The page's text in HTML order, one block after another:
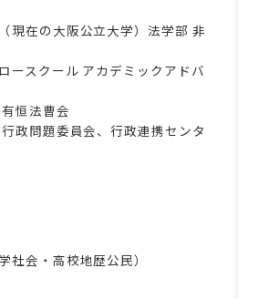
現在の大阪公立大学）法学部 非
ースクール アカデミックアドバ
恒法曹会
政問題委員会、行政連携センタ
社会・高校地歴公民）